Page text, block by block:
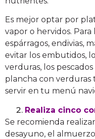
Es mejor optar por
vapor o hervidos.
espárragos, endivias,
evitar los embutidos,
verduras, los
plancha con verduras
servir en tu menú
Realiza cinco
Se recomienda
desayuno, el